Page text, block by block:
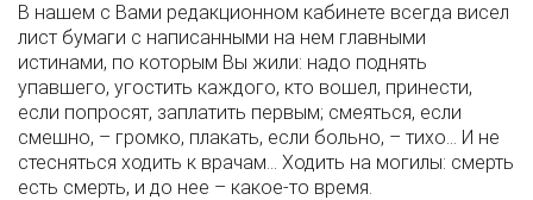
В нашем с Вами редакционном кабинете всегда висел
лист бумаги с написанными на нем главными
истинами, по которым Вы жили: надо поднять
упавшего, угостить каждого, кто вошел, принести,
если попросят, заплатить первым; смеяться, если
смешно, – громко, плакать, если больно, – тихо… И не
стесняться ходить к врачам… Ходить на могилы: смерть
есть смерть, и до нее – какое-то время.